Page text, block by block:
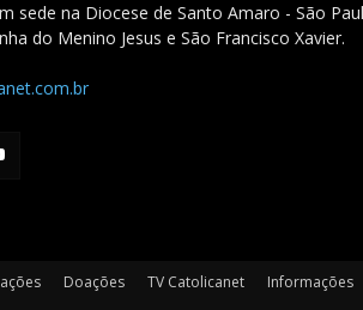
sede na Diocese de Santo Amaro - São
do Menino Jesus e São Francisco Xavier.
Doações TV Catolicanet Informações